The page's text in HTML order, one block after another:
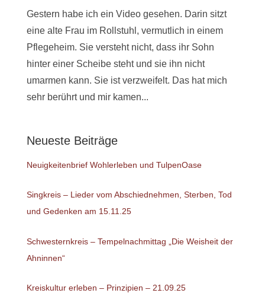
Gestern habe ich ein Video gesehen. Darin sitzt
eine alte Frau im Rollstuhl, vermutlich in einem
Pflegeheim. Sie versteht nicht, dass ihr Sohn
hinter einer Scheibe steht und sie ihn nicht
umarmen kann. Sie ist verzweifelt. Das hat mich
sehr berührt und mir kamen...
Neueste Beiträge
Neuigkeitenbrief Wohlerleben und TulpenOase
Singkreis – Lieder vom Abschiednehmen, Sterben, Tod
und Gedenken am 15.11.25
Schwesternkreis – Tempelnachmittag „Die Weisheit der
Ahninnen“
Kreiskultur erleben – Prinzipien – 21.09.25